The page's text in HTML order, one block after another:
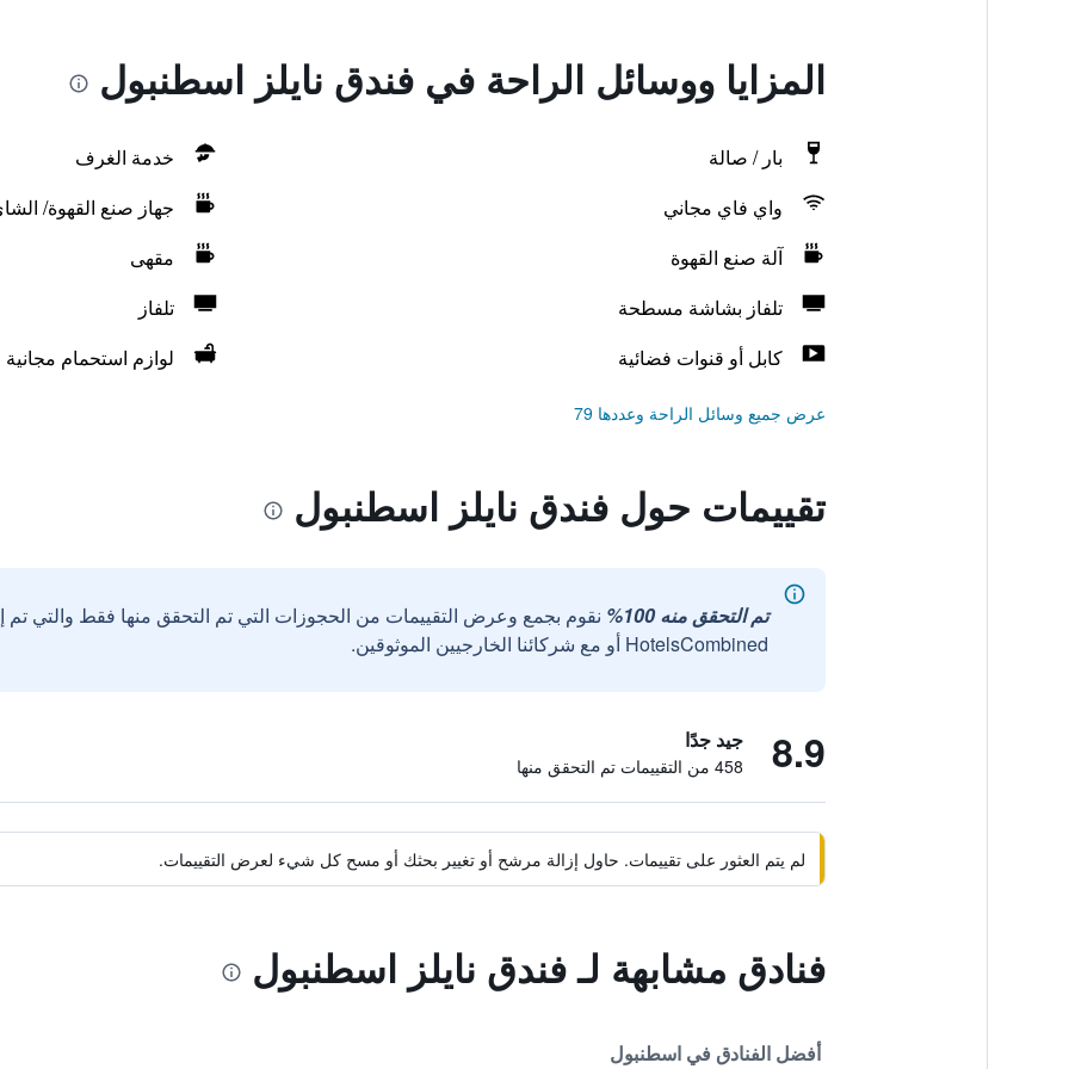
المزايا ووسائل الراحة في فندق نايلز اسطنبول
بار / صالة
خدمة الغرف
واي فاي مجاني
جهاز صنع القهوة/
آلة صنع القهوة
مقهى
تلفاز بشاشة مسطحة
تلفاز
كابل أو قنوات فضائية
لوازم استحمام مجانية
عرض جميع وسائل الراحة وعددها 79
تقييمات حول فندق نايلز اسطنبول
تم التحقق منه 100%
نقوم بجمع وعرض التقييمات من الحجوزات التي تم التحقق منها فقط والتي
HotelsCombined أو مع شركائنا الخارجيين الموثوقين.
8.9 جيد جدًا
458 من التقييمات تم التحقق منها
لم يتم العثور على تقييمات. حاول إزالة مرشح أو تغيير بحثك أو مسح كل شيء لعرض التقييمات.
فنادق مشابهة لـ فندق نايلز اسطنبول
أفضل الفنادق في اسطنبول